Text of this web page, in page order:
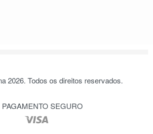
2026. Todos os direitos reservados.
PAGAMENTO SEGURO